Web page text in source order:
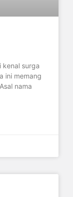
kenal surga
ini memang
nama